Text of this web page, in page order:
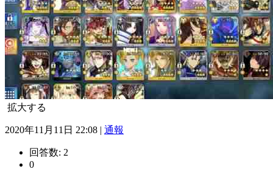
拡大する
2020年11月11日 22:08 | 通報
回答数: 2
0